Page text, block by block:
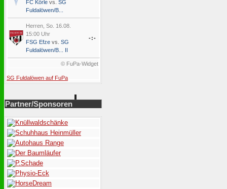
FC Körle vs. SG
Fuldalöwen/B...
Herren, So. 16.08.
15:00 Uhr
FSG Efze vs. SG
Fuldalöwen/B... II
-:-
© FuPa-Widget
SG Fuldalöwen auf FuPa
Partner/Sponsoren